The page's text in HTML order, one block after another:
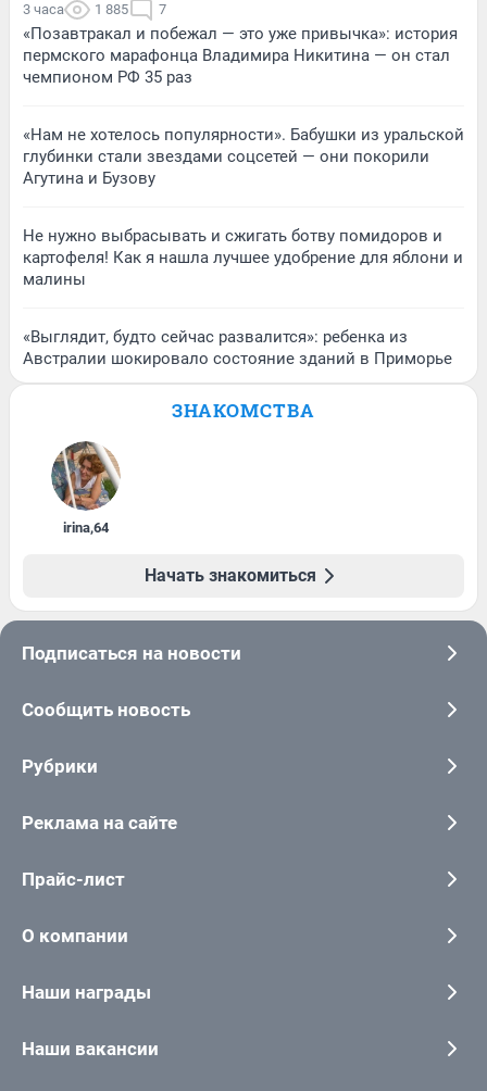
3 часа 1 885 7
«Позавтракал и побежал — это уже привычка»: история
пермского марафонца Владимира Никитина — он стал
чемпионом РФ 35 раз
«Нам не хотелось популярности». Бабушки из уральской
глубинки стали звездами соцсетей — они покорили
Агутина и Бузову
Не нужно выбрасывать и сжигать ботву помидоров и
картофеля! Как я нашла лучшее удобрение для яблони и
малины
«Выглядит, будто сейчас развалится»: ребенка из
Австралии шокировало состояние зданий в Приморье
ЗНАКОМСТВА
irina,64
Начать знакомиться
Подписаться на новости
Сообщить новость
Рубрики
Реклама на сайте
Прайс-лист
О компании
Наши награды
Наши вакансии